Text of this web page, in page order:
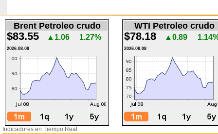
Brent Petroleo crudo
$83.55 ▲1.06 1.27%
2026.08.08
WTI Petroleo crudo
$78.18 ▲0.89
2026.08.08
Indicadores en Tiempo Real